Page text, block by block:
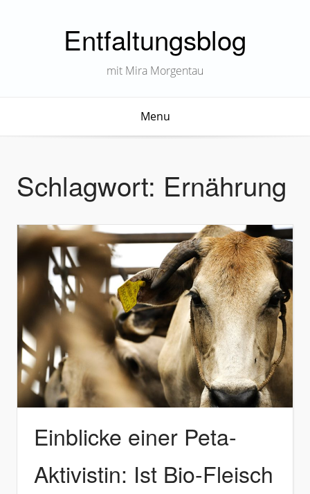
Entfaltungsblog
mit Mira Morgentau
Menu
Schlagwort: Ernährung
Einblicke einer Peta-
Aktivistin: Ist Bio-Fleisch